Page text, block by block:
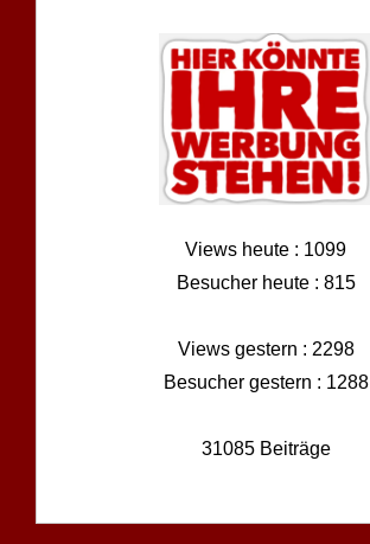
Views heute : 1099
Besucher heute : 815
Views gestern : 2298
Besucher gestern : 1288
31085 Beiträge